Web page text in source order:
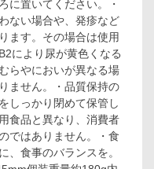
に置いてください。・
ない場合や、発疹など
ます。その場合は使用
により尿が黄色くなる
らやにおいが異なる場
ません。・品質保持の
しっかり閉めて保管し
食品と異なり、消費者
ではありません。・食
、食事のバランスを。